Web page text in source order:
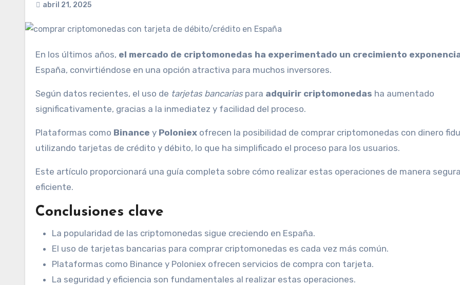
abril 21, 2025
En los últimos años, el mercado de criptomonedas ha experimentado un crecimiento
España, convirtiéndose en una opción atractiva para muchos inversores.
Según datos recientes, el uso de tarjetas bancariaspara adquirir criptomonedas ha aumentado
significativamente, gracias a la inmediatez y facilidad del proceso.
Plataformas como Binance y Poloniex ofrecen la posibilidad de comprar criptomonedas con dinero
utilizando tarjetas de crédito y débito, lo que ha simplificado el proceso para los usuarios.
Este artículo proporcionará una guía completa sobre cómo realizar estas operaciones de manera
eficiente.
Conclusiones clave
La popularidad de las criptomonedas sigue creciendo en España.
El uso de tarjetas bancarias para comprar criptomonedas es cada vez más común.
Plataformas como Binance y Poloniex ofrecen servicios de compra con tarjeta.
La seguridad y eficiencia son fundamentales al realizar estas operaciones.